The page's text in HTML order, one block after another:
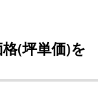
(坪単価)を